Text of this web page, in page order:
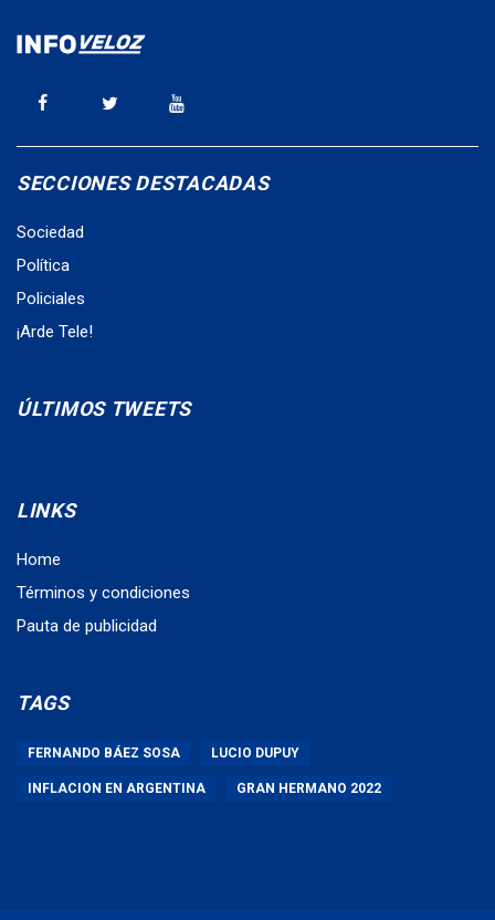
SECCIONES DESTACADAS
Sociedad
Política
Policiales
¡Arde Tele!
ÚLTIMOS TWEETS
LINKS
Home
Términos y condiciones
Pauta de publicidad
TAGS
FERNANDO BÁEZ SOSA LUCIO DUPUY
INFLACION EN ARGENTINA GRAN HERMANO 2022